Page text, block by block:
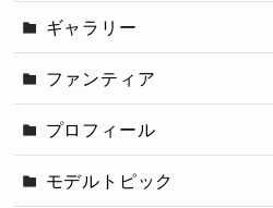
ギャラリー
ファンティア
プロフィール
モデルトピック